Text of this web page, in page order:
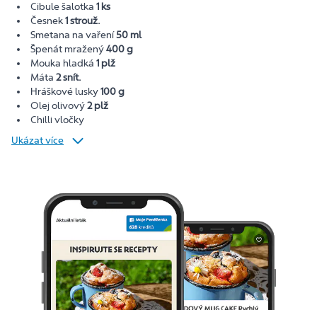
Cibule šalotka 1 ks
Česnek1 strouž.
Smetana na vaření50 ml
Špenát mražený400 g
Mouka hladká 1 plž
Máta 2 snít.
Hráškové lusky100 g
Olej olivový2 plž
Chilli vločky
Ukázat více